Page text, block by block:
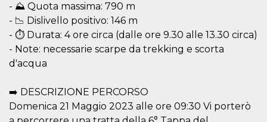
- ⛰️ Quota massima: 790 m
- 📉 Dislivello positivo: 146 m
- ⏱️ Durata: 4 ore circa (dalle ore 9.30 alle 13.30 circa)
- Note: necessarie scarpe da trekking e scorta
d'acqua
➡️ DESCRIZIONE PERCORSO
Domenica 21 Maggio 2023 alle ore 09:30 Vi porterò
Name
c_user
Meta
Platform Inc.
.facebook.com
days
Can be
persitent